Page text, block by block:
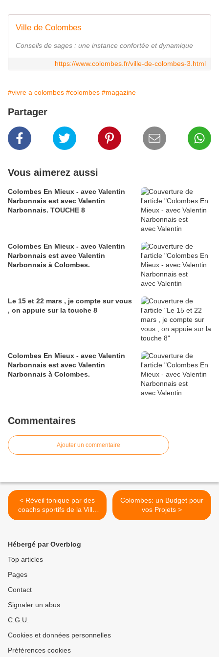
Ville de Colombes
Conseils de sages : une instance confortée et dynamique
https://www.colombes.fr/ville-de-colombes-3.html
#vivre a colombes #colombes #magazine
Partager
Vous aimerez aussi
Colombes En Mieux - avec Valentin
Narbonnais est avec Valentin
Narbonnais. TOUCHE 8
Colombes En Mieux - avec Valentin
Narbonnais est avec Valentin
Narbonnais à Colombes.
Le 15 et 22 mars , je compte sur vous
, on appuie sur la touche 8
Colombes En Mieux - avec Valentin
Narbonnais est avec Valentin
Narbonnais à Colombes.
Commentaires
Ajouter un commentaire
< Réveil tonique par des
coachs sportifs de la Ville
de Colombes dès lundi 12
Colombes: un Budget pour
vos Projets >
Hébergé par Overblog
Top articles
Pages
Contact
Signaler un abus
C.G.U.
Cookies et données personnelles
Préférences cookies